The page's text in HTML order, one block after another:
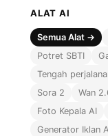
ALAT AI
Semua Alat →
Potret SBTI
Tengah
Sora 2
Wan
Foto Kepala AI
Generator Iklan